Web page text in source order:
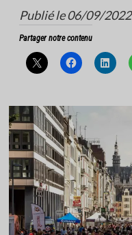
Publié le 06/09/2022
Partager notre contenu